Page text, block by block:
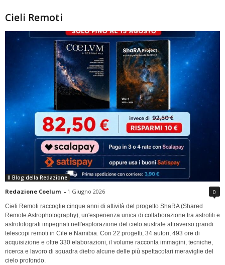
Cieli Remoti
Il Blog della Redazione
Redazione Coelum - 1 Giugno 2026 0
Cieli Remoti raccoglie cinque anni di attività del progetto ShaRA (Shared
Remote Astrophotography), un'esperienza unica di collaborazione tra astrofili e
astrofotografi impegnati nell'esplorazione del cielo australe attraverso grandi
telescopi remoti in Cile e Namibia. Con 22 progetti, 34 autori, 493 ore di
acquisizione e oltre 330 elaborazioni, il volume racconta immagini, tecniche,
ricerca e lavoro di squadra dietro alcune delle più spettacolari meraviglie del
cielo profondo.